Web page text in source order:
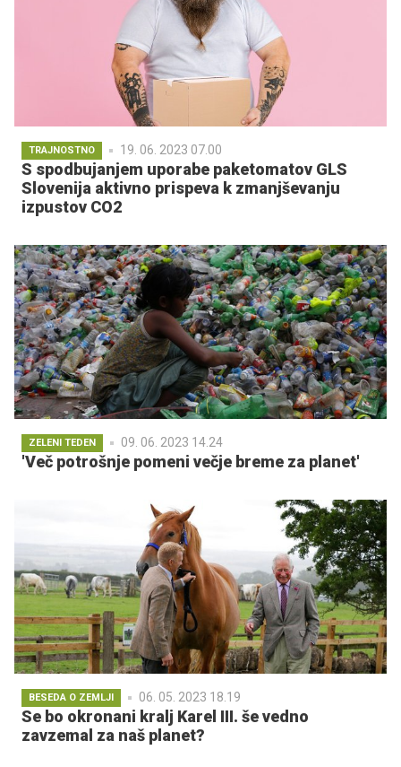
TRAJNOSTNO 19. 06. 2023 07.00
S spodbujanjem uporabe paketomatov GLS
Slovenija aktivno prispeva k zmanjševanju
izpustov CO2
ZELENI TEDEN 09. 06. 2023 14.24
'Več potrošnje pomeni večje breme za planet'
BESEDA O ZEMLJI 06. 05. 2023 18.19
Se bo okronani kralj Karel III. še vedno
zavzemal za naš planet?